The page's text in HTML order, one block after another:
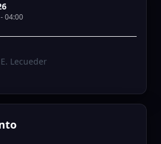
-04:00
Lecueder